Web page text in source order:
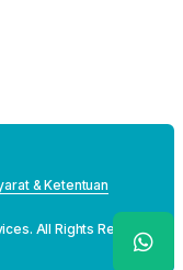
& Ketentuan
All Rights Reserved